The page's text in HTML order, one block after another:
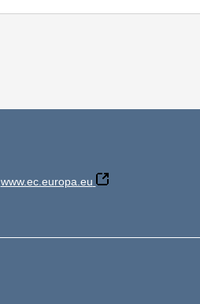
www.ec.europa.eu